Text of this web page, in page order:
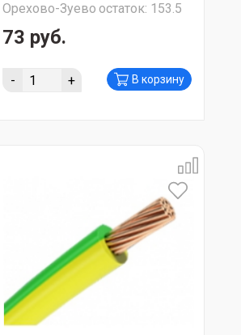
Орехово-Зуево остаток: 153.5
73 руб.
- + В корзину